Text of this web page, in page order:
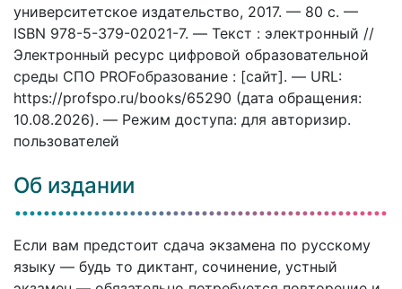
университетское издательство, 2017. — 80 c. —
ISBN 978-5-379-02021-7. — Текст : электронный //
Электронный ресурс цифровой образовательной
среды СПО PROFобразование : [сайт]. — URL:
https://profspo.ru/books/65290 (дата обращения:
10.08.2026). — Режим доступа: для авторизир.
пользователей
Об издании
Если вам предстоит сдача экзамена по русскому
языку — будь то диктант, сочинение, устный